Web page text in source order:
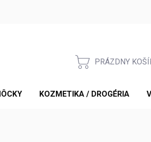
PRÁZDNY
KOZMETIKA / DROGÉRIA